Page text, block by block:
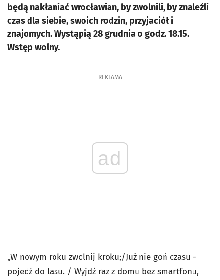
będą nakłaniać wrocławian, by zwolnili, by znaleźli
czas dla siebie, swoich rodzin, przyjaciół i
znajomych. Wystąpią 28 grudnia o godz. 18.15.
Wstęp wolny.
REKLAMA
ad
„W nowym roku zwolnij kroku;/Już nie goń czasu -
pojedź do lasu. / Wyjdź raz z domu bez smartfonu,